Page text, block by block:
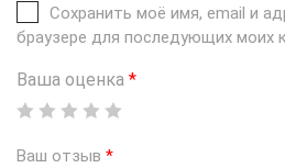
Сохранить моё имя, email и
браузере для последующих моих
Ваша оценка *
Ваш отзыв *